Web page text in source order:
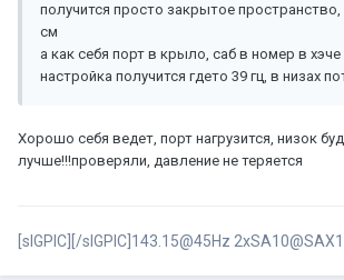
получится просто закрытое
см
а как себя порт в крыло, саб в номер в хэче
настройка получится гдето 39 гц, в низах
Хорошо себя ведет, порт нагрузится, низок
лучше!!!проверяли, давление не теряется
[sIGPIC][/sIGPIC]143.15@45Hz